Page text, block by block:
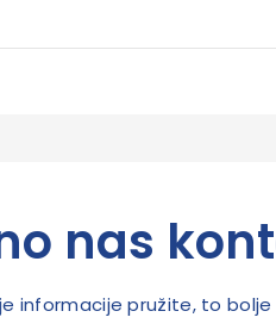
nas
informacije pružite, to